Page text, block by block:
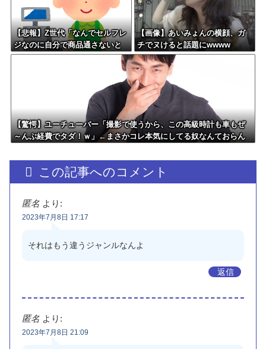
【悲報】Z世代「なんでセルフレ
ジなのに自分で商品通さないと
いけないんだ」
【画像】あいみょんの横顔、ガ
チでヌけると話題にwwww
【驚愕】ユーチューバー「撮影で使うから、この高級時計も車もぜ
～んぶ経費でタダ！ｗ」←まさかコレ本気にしてる奴なんておらん
この記事へのコメント
匿名 より:
2023年7月8日 17:17
それはもう違うジャンルなんよ
返信
匿名 より:
2023年7月8日 21:09